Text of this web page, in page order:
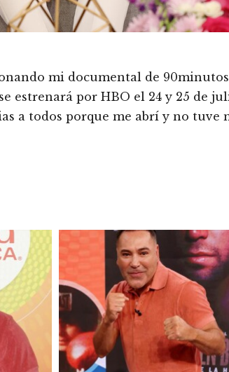
mi documental de
estrenará por HBO el 24 y 25 de
a todos porque me abrí y no